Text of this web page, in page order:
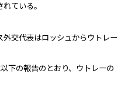
ている。
交代表はロッシュからウトレー
下の報告のとおり、ウトレーの